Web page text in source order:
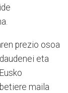
prezio osoa
eta
maila